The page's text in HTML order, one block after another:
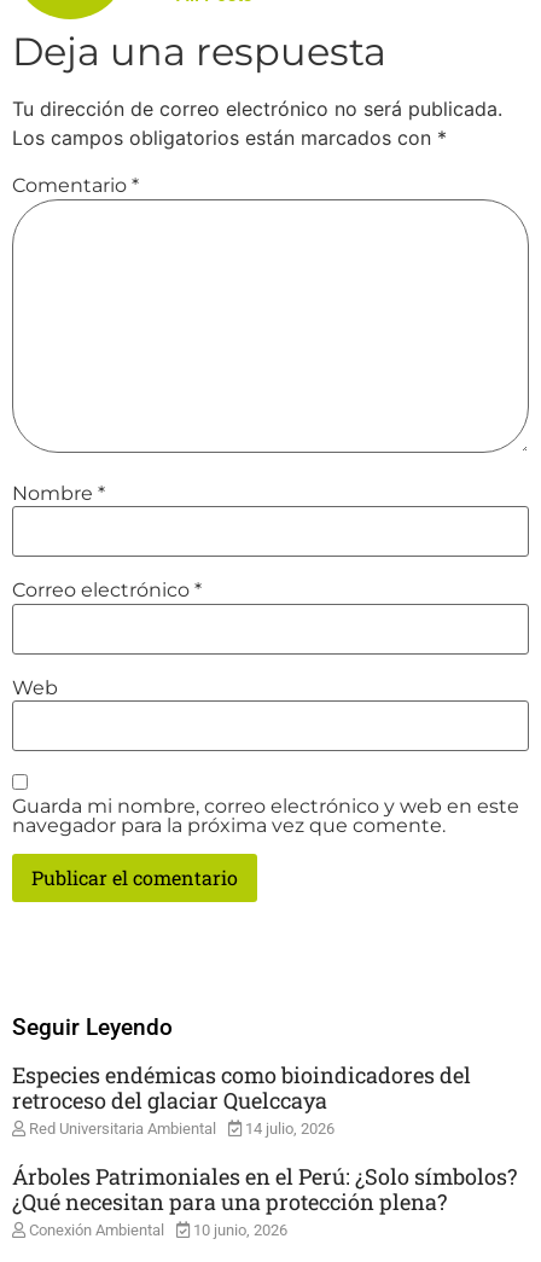
Deja una respuesta
Tu dirección de correo electrónico no será publicada.
Los campos obligatorios están marcados con *
Comentario *
Nombre *
Correo electrónico *
Web
Guarda mi nombre, correo electrónico y web en este
navegador para la próxima vez que comente.
Seguir Leyendo
Especies endémicas como bioindicadores del
retroceso del glaciar Quelccaya
Red Universitaria Ambiental 14 julio, 2026
Árboles Patrimoniales en el Perú: ¿Solo símbolos?
¿Qué necesitan para una protección plena?
Conexión Ambiental 10 junio, 2026